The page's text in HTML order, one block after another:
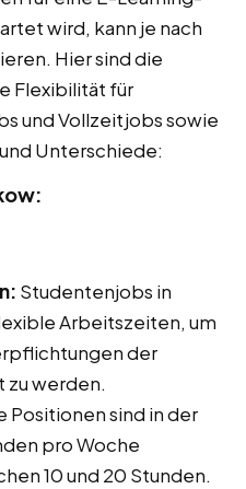
wird, kann je nach
Hier sind die
Flexibilität für
und Vollzeitjobs sowie
Unterschiede:
Studentenjobs in
Arbeitszeiten, um
der
werden.
Positionen sind in der
pro Woche
10 und 20 Stunden.